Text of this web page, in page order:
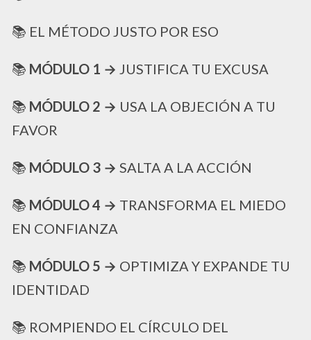
📚 EL MÉTODO JUSTO POR ESO
📚 MÓDULO 1 → JUSTIFICA TU EXCUSA
📚 MÓDULO 2 → USA LA OBJECIÓN A TU
FAVOR
📚 MÓDULO 3 → SALTA A LA ACCIÓN
📚 MÓDULO 4 → TRANSFORMA EL MIEDO
EN CONFIANZA
📚 MÓDULO 5 → OPTIMIZA Y EXPANDE TU
IDENTIDAD
📚 ROMPIENDO EL CÍRCULO DEL